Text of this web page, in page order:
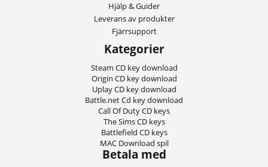
Hjälp & Guider
Leverans av produkter
Fjärrsupport
Kategorier
Steam CD key download
Origin CD key download
Uplay CD key download
Battle.net Cd key download
Call Of Duty CD keys
The Sims CD keys
Battlefield CD keys
MAC Download spil
Betala med